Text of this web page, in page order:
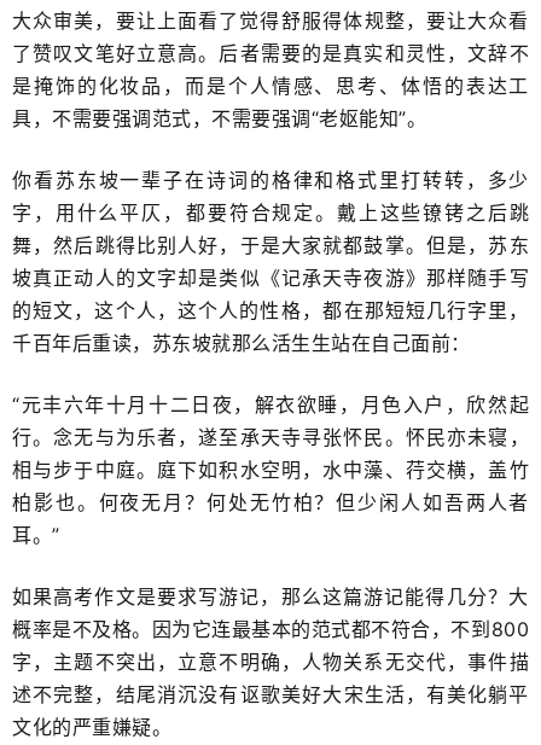
大众审美，要让上面看了觉得舒服得体​规整，要让大众看
了赞叹文笔好立意高。后者需要的是真实和灵性，文辞不
是掩饰的化妆品，而是个人情感、思考、体悟的表达工
具，不需要强调范式，不需要强调“老妪能知”​。
你看苏东坡一辈子在诗词的格律和格式里打转转，多少
字，用什么平仄，​都要符合规定。戴上这些镣铐之后跳
舞，然后跳得比别人好，于是大家就都鼓掌。但是，苏东
坡真正动人的文字却是类似《记承天寺夜游》那样随手写
的短文，这个人，这个人的性格，​都在那短短几行字里，
千百年后重读，苏东坡就那么活生生站在自己面前：
“元丰六年十月十二日夜，解衣欲睡，月色入户，欣然起
行。念无与为乐者，遂至承天寺寻张怀民。怀民亦未寝，
相与步于中庭。庭下如积水空明，水中藻、荇交横，盖竹
柏影也。何夜无月？何处无竹柏？但少闲人如吾两人者
耳。”
如果高考作文是要求写游记，那么这篇游记能得几分？​大
概率是不及格。因为它连最基本的范式都不符合，不到800
字，主题不突出，立意不明确，人物关系无交代，事件描
述不完整，结尾消沉没有​讴歌美好大宋生活，有美化躺平
文化的严重嫌疑。